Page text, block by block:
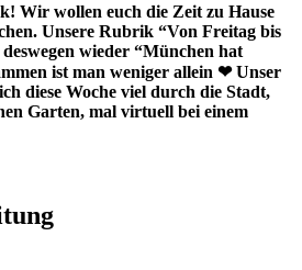
Wir wollen euch die Zeit zu Hause
Unsere Rubrik “Von Freitag bis
wieder “München hat
ist man weniger allein ❤Unser
diese Woche viel durch die Stadt,
Garten, mal virtuell bei einem